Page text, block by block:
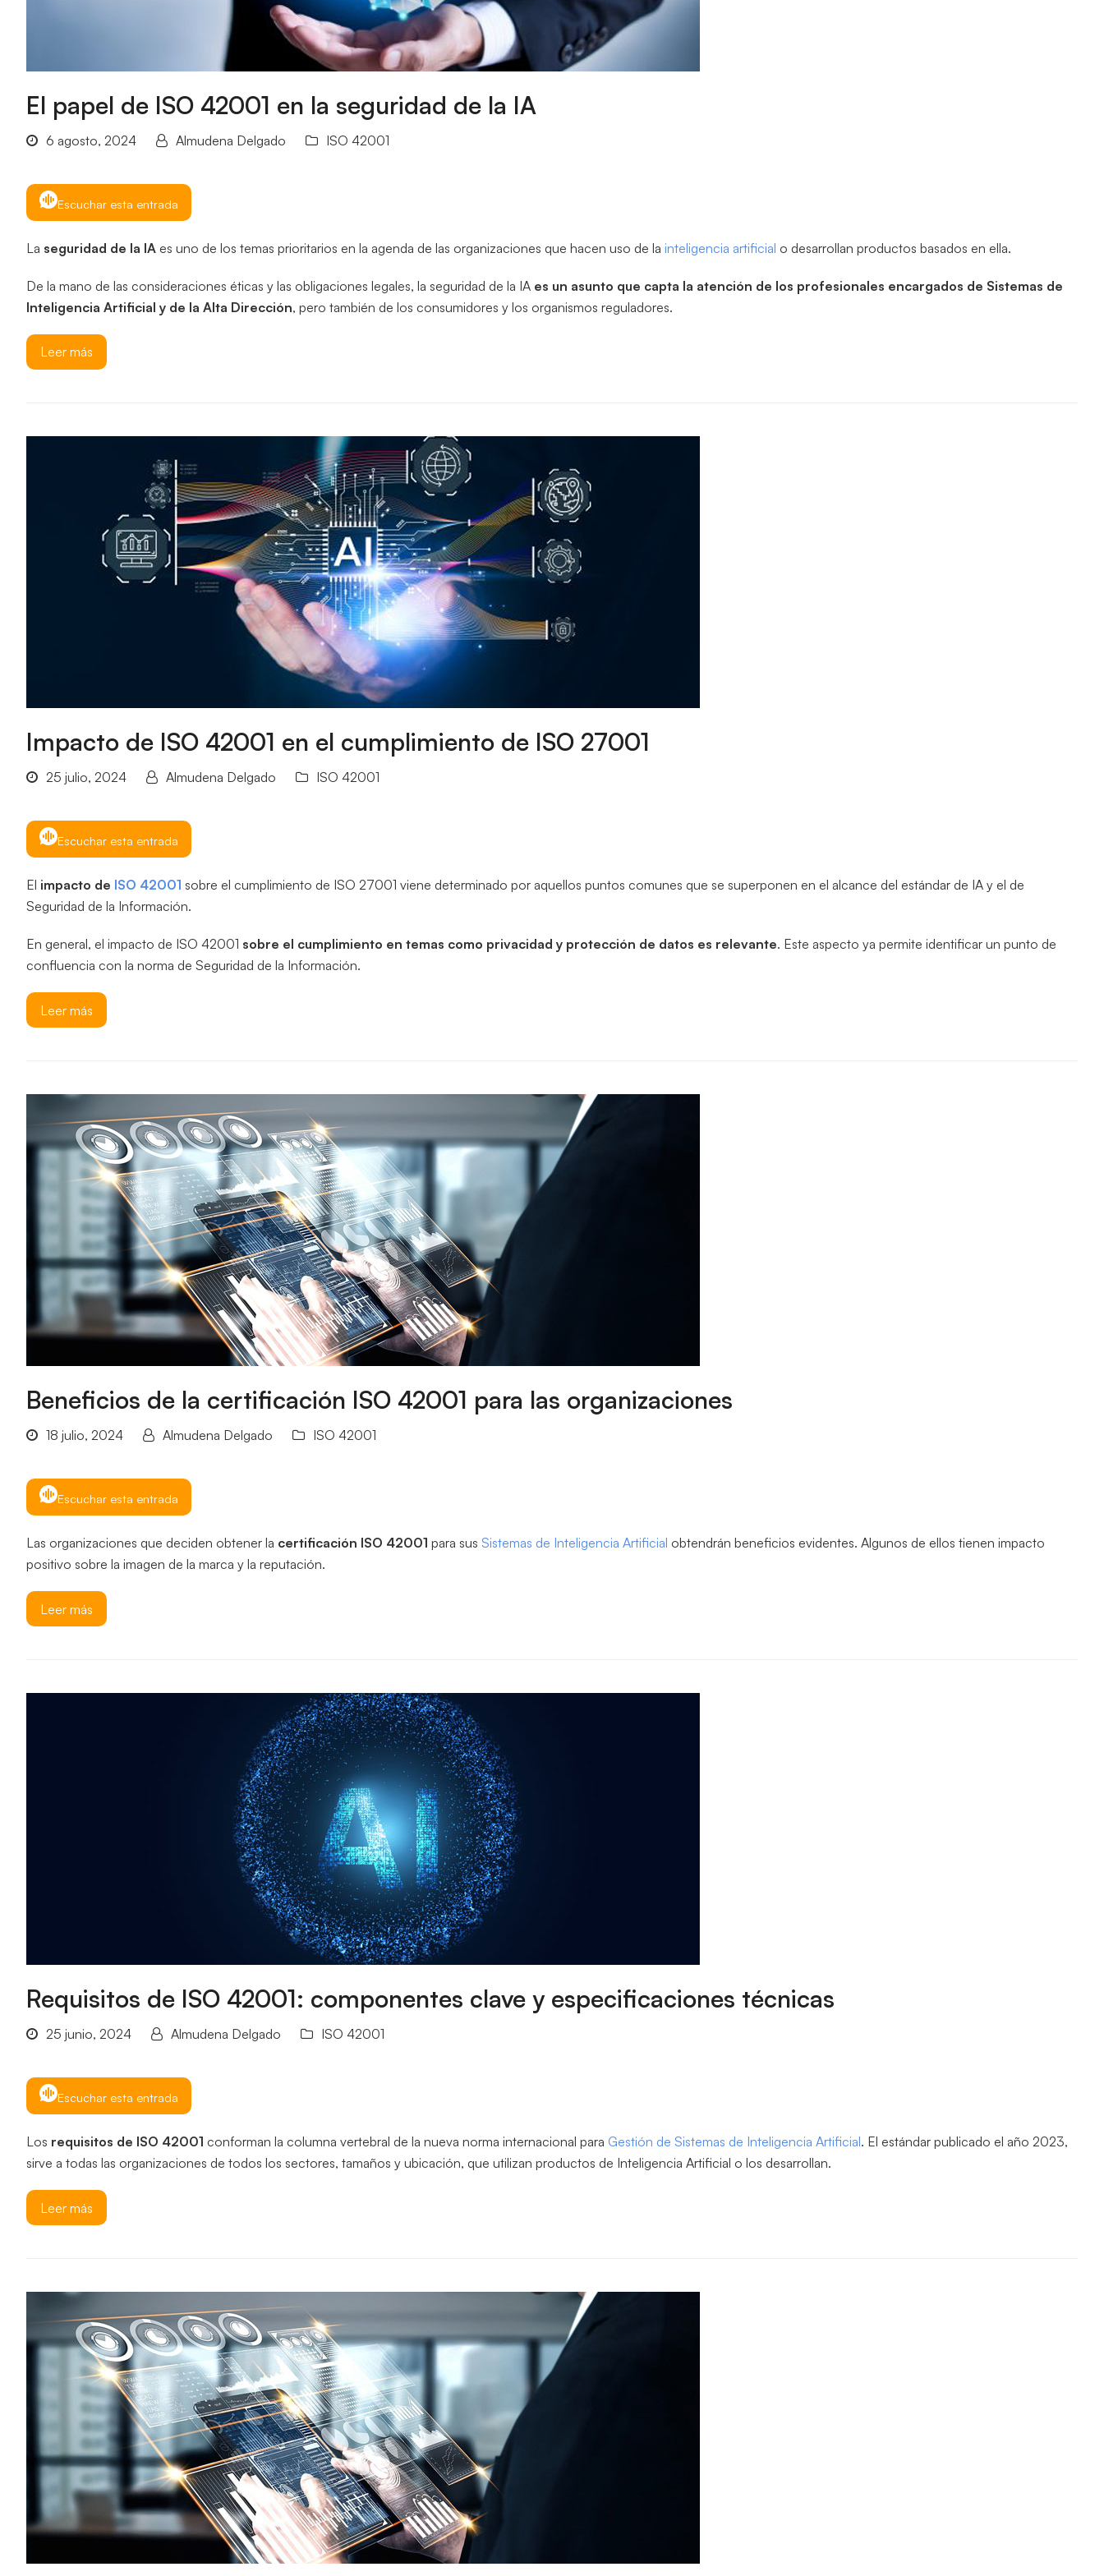
El papel de ISO 42001 en la seguridad de la IA
6 agosto, 2024 Almudena Delgado ISO 42001
Escuchar esta entrada
La seguridad de la IA es uno de los temas prioritarios en la agenda de las organizaciones que hacen uso de la inteligencia artificial o desarrollan productos basados en ella.
De la mano de las consideraciones éticas y las obligaciones legales, la seguridad de la IA es un asunto que capta la atención de los profesionales encargados de Sistemas de
Inteligencia Artificial y de la Alta Dirección, pero también de los consumidores y los organismos reguladores.
Leer más
Impacto de ISO 42001 en el cumplimiento de ISO 27001
25 julio, 2024 Almudena Delgado ISO 42001
Escuchar esta entrada
El impacto de ISO 42001 sobre el cumplimiento de ISO 27001 viene determinado por aquellos puntos comunes que se superponen en el alcance del estándar de IA y el de
Seguridad de la Información.
En general, el impacto de ISO 42001 sobre el cumplimiento en temas como privacidad y protección de datos es relevante. Este aspecto ya permite identificar un punto de
confluencia con la norma de Seguridad de la Información.
Leer más
Beneficios de la certificación ISO 42001 para las organizaciones
18 julio, 2024 Almudena Delgado ISO 42001
Escuchar esta entrada
Las organizaciones que deciden obtener la certificación ISO 42001 para sus Sistemas de Inteligencia Artificial obtendrán beneficios evidentes. Algunos de ellos tienen impacto
positivo sobre la imagen de la marca y la reputación.
Leer más
Requisitos de ISO 42001: componentes clave y especificaciones técnicas
25 junio, 2024 Almudena Delgado ISO 42001
Escuchar esta entrada
Los requisitos de ISO 42001 conforman la columna vertebral de la nueva norma internacional para Gestión de Sistemas de Inteligencia Artificial. El estándar publicado el año 2023,
sirve a todas las organizaciones de todos los sectores, tamaños y ubicación, que utilizan productos de Inteligencia Artificial o los desarrollan.
Leer más